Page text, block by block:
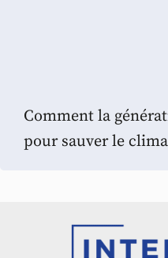
Comment la
pour sauver le